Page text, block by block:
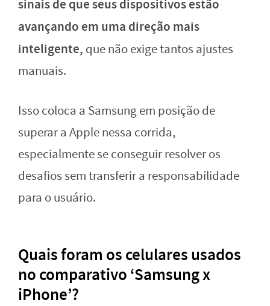
sinais de que seus dispositivos estão
avançando em uma direção mais
inteligente, que não exige tantos ajustes
manuais.
Isso coloca a Samsung em posição de
superar a Apple nessa corrida,
especialmente se conseguir resolver os
desafios sem transferir a responsabilidade
para o usuário.
Quais foram os celulares usados
no comparativo ‘Samsung x
iPhone’?